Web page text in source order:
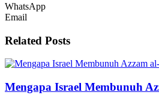
WhatsApp
Email
Related Posts
Mengapa Israel Membunuh